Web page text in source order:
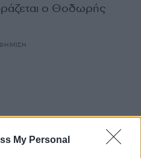
My Personal
ο Θοδωρής